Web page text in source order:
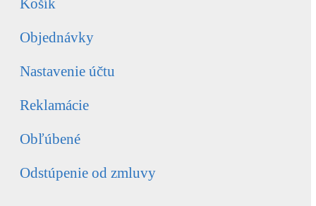
Košík
Objednávky
Nastavenie účtu
Reklamácie
Obľúbené
Odstúpenie od zmluvy